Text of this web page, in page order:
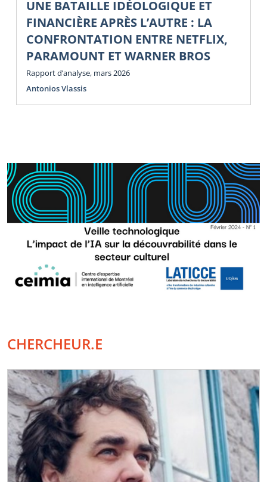
UNE BATAILLE IDÉOLOGIQUE ET
FINANCIÈRE APRÈS L’AUTRE : LA
CONFRONTATION ENTRE NETFLIX,
PARAMOUNT ET WARNER BROS
Rapport d’analyse, mars 2026
Antonios Vlassis
CHERCHEUR.E